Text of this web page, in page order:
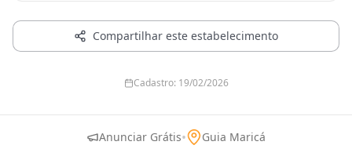
Compartilhar este estabelecimento
Cadastro: 19/02/2026
Anunciar Grátis• Guia Maricá